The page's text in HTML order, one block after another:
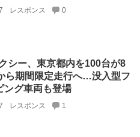
レスポンス 0
シー、東京都内を100台が8
ら期間限定走行へ…没入型フ
ング車両も登場
レスポンス 1